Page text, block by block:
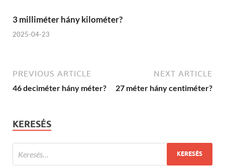
3 milliméter hány kilométer?
2025-04-23
PREVIOUS ARTICLE
46 deciméter hány méter?
NEXT ARTICLE
27 méter hány centiméter?
KERESÉS